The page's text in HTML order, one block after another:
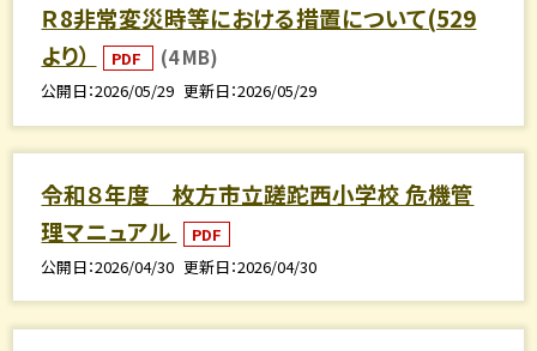
Ｒ8非常変災時等における措置について(529
より）
PDF (4 MB)
公開日 2026/05/29 更新日 2026/05/29
令和８年度 枚方市立蹉跎西小学校 危機管
理マニュアル
PDF
公開日 2026/04/30 更新日 2026/04/30